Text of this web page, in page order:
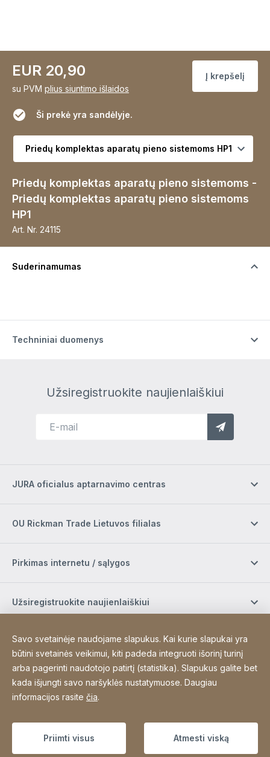
EUR 20,90
su PVM plius siuntimo išlaidos
Į krepšelį
Ši prekė yra sandėlyje.
Pasirinkite variantą
Priedų komplektas aparatų pieno sistemoms -
Priedų komplektas aparatų pieno sistemoms
HP1
Art. Nr. 24115
Suderinamumas
Techniniai duomenys
Užsiregistruokite naujienlaiškiui
JURA oficialus aptarnavimo centras
OU Rickman Trade Lietuvos filialas
Pirkimas internetu / sąlygos
Užsiregistruokite naujienlaiškiui
Socialinė žiniasklaida
Site Web
[Website information]
Padėkos Sitemap
Copyright © 2026
Savo svetainėje naudojame slapukus. Kai kurie slapukai yra
būtini svetainės veikimui, kiti padeda integruoti išorinį turinį
arba pagerinti naudotojo patirtį (statistika). Slapukus galite bet
kada išjungti savo naršyklės nustatymuose. Daugiau
informacijos rasite čia.
Priimti visus Atmesti viską